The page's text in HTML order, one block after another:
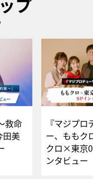
救命
田美
ー
『マジプロ
ー、ももク
クロ×東京
ンタビュー